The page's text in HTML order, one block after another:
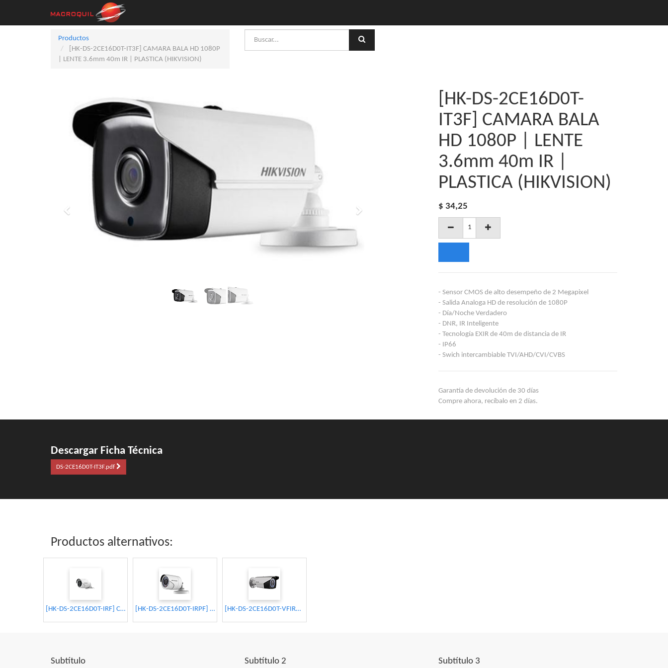
Productos
[HK-DS-2CE16D0T-IT3F] CAMARA BALA HD 1080P
| LENTE 3.6mm 40m IR | PLASTICA (HIKVISION)
Previo Siguiente
[HK-DS-2CE16D0T-
IT3F] CAMARA BALA
HD 1080P | LENTE
3.6mm 40m IR |
PLASTICA (HIKVISION)
$ 34,25
- Sensor CMOS de alto desempeño de 2 Megapixel
- Salida Analoga HD de resolución de 1080P
- Día/Noche Verdadero
- DNR, IR Inteligente
- Tecnología EXIR de 40m de distancia de IR
- IP66
- Swich intercambiable TVI/AHD/CVI/CVBS
Garantía de devolución de 30 días
Compre ahora, recíbalo en 2 días.
Descargar Ficha Técnica
DS-2CE16D0T-IT3F.pdf
Productos alternativos:
[HK-DS-2CE16D0T-IRF] CAMARA BALA HD 1080P | LENTE 2.8mm 20m IR | METALICA (HIKVISION) [HK-DS-2CE16D0T-IRPF] CAMARA BALA HD 1080P | LENTE 2.8mm 20m IR | PLASTICA (HIKVISION) [HK-DS-2CE16D0T-VFIR3F] *LIQ* CAMARA BALA HD 1080P | LENTE VF 2.8-12mm 40m IR | IP66 (HIKVISION)
Subtítulo Subtítulo 2 Subtítulo 3